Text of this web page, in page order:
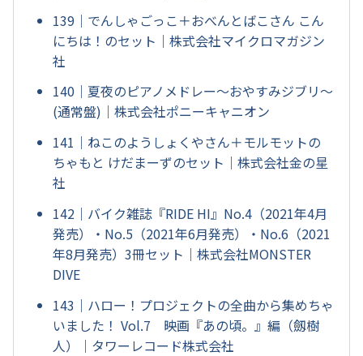
139｜でんしゃごっこ＋おべんとばこさん こん
にちは！のセット｜株式会社マイクロマガジン
社
140｜夏夜のピアノメドレー～おやすみジブリ～
(通常盤)｜株式会社ポニーキャニオン
141｜ねこのようしょくやさん＋モルモットの
ちゃもと けだまーずのセット｜株式会社金の星
社
142｜バイク雑誌『RIDE HI』No.4（2021年4月
発売）・No.5（2021年6月発売）・No.6（2021
年8月発売）3冊セット｜株式会社MONSTER
DIVE
143｜ハロー！プロジェクトの全曲から集めちゃ
いました！ Vol.7 映画『あの頃。』編（劔樹
人）｜タワーレコード株式会社